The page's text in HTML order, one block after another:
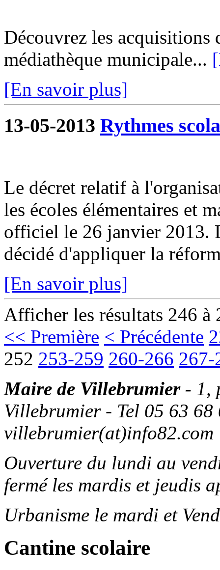
Découvrez les acquisitions
médiathèque municipale...
[En savoir plus]
13-05-2013 Rythmes
Le décret relatif à
les écoles élémentaires et
officiel le 26 janvier 2013.
décidé d'appliquer la
[En savoir plus]
Afficher les résultats 246 à
<< Première < Précédente
252 253-259 260-266 267-
Maire de Villebrumier - 1,
Villebrumier - Tel 05 63
villebrumier(at)info82.com
Ouverture du lundi au
fermé les mardis et jeudis
Urbanisme le mardi et
Cantine scolaire